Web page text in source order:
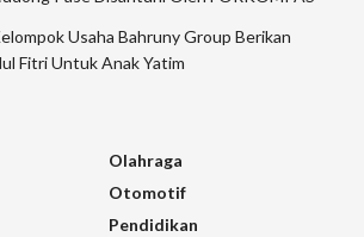
Usaha Bahruny Group Berikan
Fitri Untuk Anak Yatim
Olahraga
Otomotif
Pendidikan